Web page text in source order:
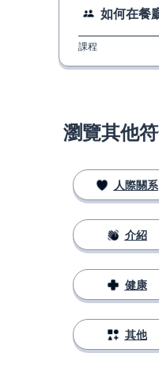
如何在餐
課程
瀏覽其他
人際關系
介紹
健康
其他